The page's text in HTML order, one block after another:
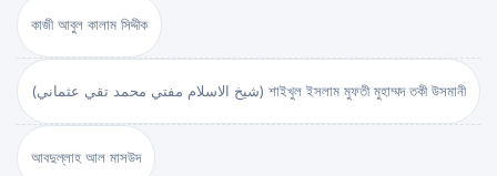
কাজী আবুল কালাম সিদ্দীক
(شيخ الاسلام مفتي محمد تقي عثماني) শাইখুল ইসলাম মুফতী মুহাম্মদ তকী উসমানী
আবদুল্লাহ আল মাসউদ